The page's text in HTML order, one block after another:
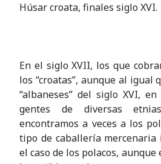
Húsar croata, finales siglo XVI.
En el siglo XVII, los que
los “croatas”, aunque al igual
“albaneses” del siglo XVI,
gentes de diversas
encontramos a veces a los
tipo de caballería
el caso de los polacos,